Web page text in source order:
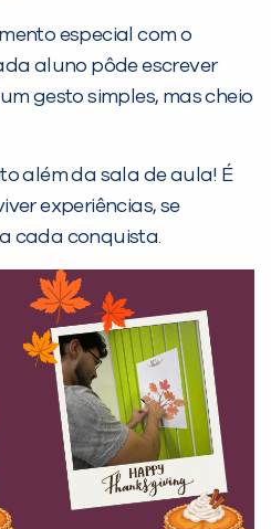
especial com o
aluno pôde escrever
gesto simples, mas cheio
além da sala de aula! É
experiências, se
cada conquista.
dados abaixo e
em contato